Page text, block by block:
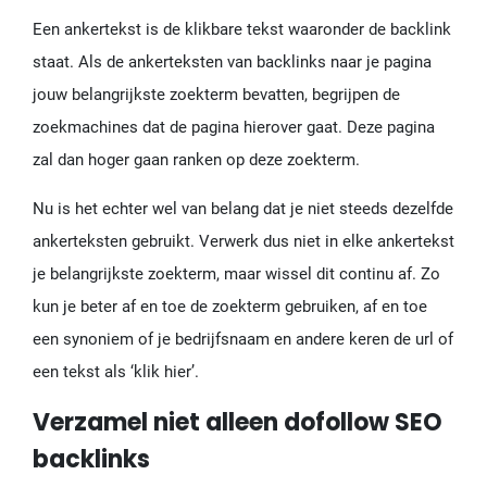
Een ankertekst is de klikbare tekst waaronder de backlink
staat. Als de ankerteksten van backlinks naar je pagina
jouw belangrijkste zoekterm bevatten, begrijpen de
zoekmachines dat de pagina hierover gaat. Deze pagina
zal dan hoger gaan ranken op deze zoekterm.
Nu is het echter wel van belang dat je niet steeds dezelfde
ankerteksten gebruikt. Verwerk dus niet in elke ankertekst
je belangrijkste zoekterm, maar wissel dit continu af. Zo
kun je beter af en toe de zoekterm gebruiken, af en toe
een synoniem of je bedrijfsnaam en andere keren de url of
een tekst als ‘klik hier’.
Verzamel niet alleen dofollow SEO
backlinks